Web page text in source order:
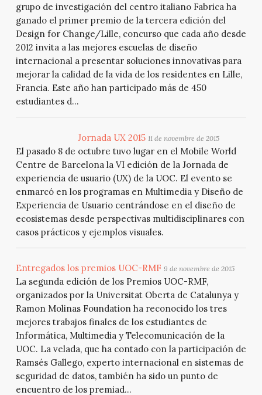
grupo de investigación del centro italiano Fabrica ha
ganado el primer premio de la tercera edición del
Design for Change/Lille, concurso que cada año desde
2012 invita a las mejores escuelas de diseño
internacional a presentar soluciones innovativas para
mejorar la calidad de la vida de los residentes en Lille,
Francia. Este año han participado más de 450
estudiantes d...
Jornada UX 2015 11 de novembre de 2015
El pasado 8 de octubre tuvo lugar en el Mobile World
Centre de Barcelona la VI edición de la Jornada de
experiencia de usuario (UX) de la UOC. El evento se
enmarcó en los programas en Multimedia y Diseño de
Experiencia de Usuario centrándose en el diseño de
ecosistemas desde perspectivas multidisciplinares con
casos prácticos y ejemplos visuales.
Entregados los premios UOC-RMF 9 de novembre de 2015
La segunda edición de los Premios UOC-RMF,
organizados por la Universitat Oberta de Catalunya y
Ramon Molinas Foundation ha reconocido los tres
mejores trabajos finales de los estudiantes de
Informática, Multimedia y Telecomunicación de la
UOC. La velada, que ha contado con la participación de
Ramsés Gallego, experto internacional en sistemas de
seguridad de datos, también ha sido un punto de
encuentro de los premiad...